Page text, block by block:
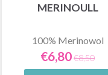
MERINOULL
100% Merinowol
€6,80€8,50